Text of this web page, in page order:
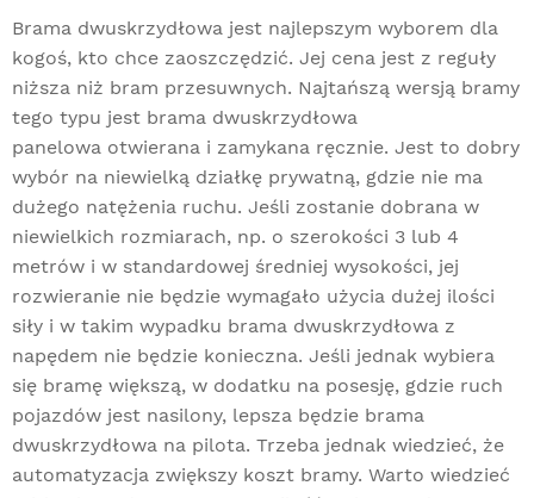
Brama dwuskrzydłowa jest najlepszym wyborem dla
kogoś, kto chce zaoszczędzić. Jej cena jest z reguły
niższa niż bram przesuwnych. Najtańszą wersją bramy
tego typu jest brama dwuskrzydłowa
panelowa otwierana i zamykana ręcznie. Jest to dobry
wybór na niewielką działkę prywatną, gdzie nie ma
dużego natężenia ruchu. Jeśli zostanie dobrana w
niewielkich rozmiarach, np. o szerokości 3 lub 4
metrów i w standardowej średniej wysokości, jej
rozwieranie nie będzie wymagało użycia dużej ilości
siły i w takim wypadku brama dwuskrzydłowa z
napędem nie będzie konieczna. Jeśli jednak wybiera
się bramę większą, w dodatku na posesję, gdzie ruch
pojazdów jest nasilony, lepsza będzie brama
dwuskrzydłowa na pilota. Trzeba jednak wiedzieć, że
automatyzacja zwiększy koszt bramy. Warto wiedzieć